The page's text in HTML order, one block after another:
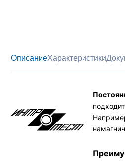
ОписаниеХарактеристики